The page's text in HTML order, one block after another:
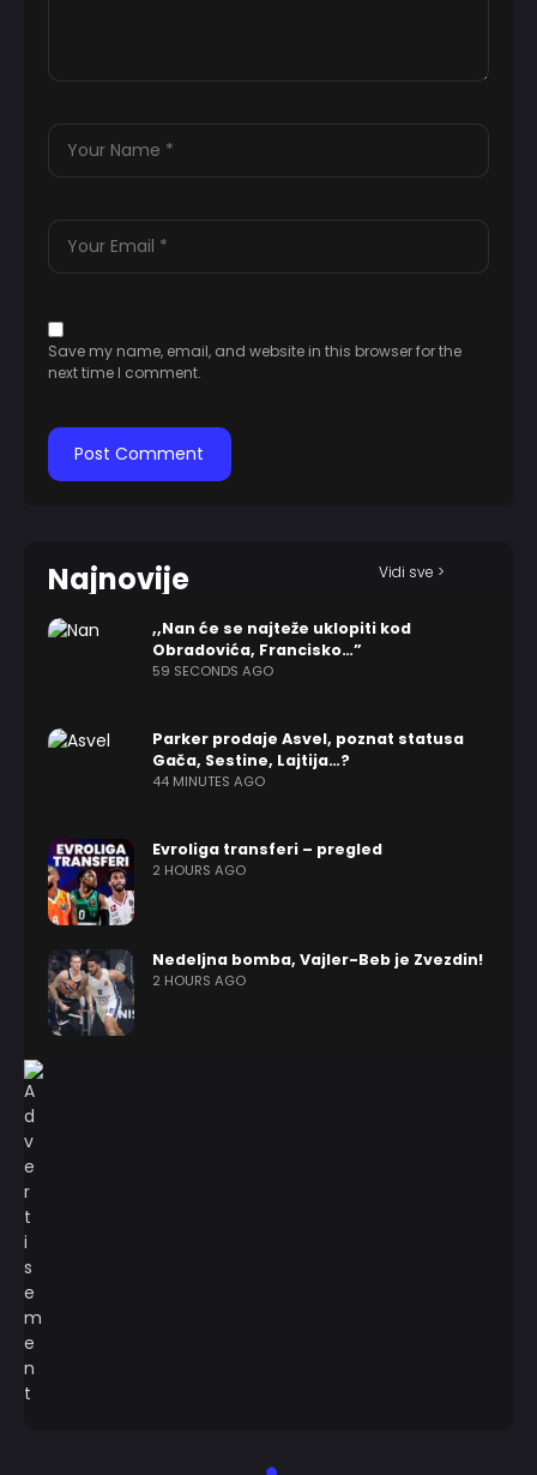
Save my name, email, and website in this browser for the
next time I comment.
Najnovije Vidi sve >
,,Nan će se najteže uklopiti kod
Obradovića, Francisko…”
59 SECONDS AGO
Parker prodaje Asvel, poznat statusa
Gača, Sestine, Lajtija…?
44 MINUTES AGO
Evroliga transferi – pregled
2 HOURS AGO
Nedeljna bomba, Vajler-Beb je Zvezdin!
2 HOURS AGO